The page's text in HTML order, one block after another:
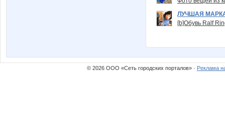
ЛУЧШАЯ
[b]Обувь Ralf
© 2026 ООО «Сеть городских порталов» · Реклама